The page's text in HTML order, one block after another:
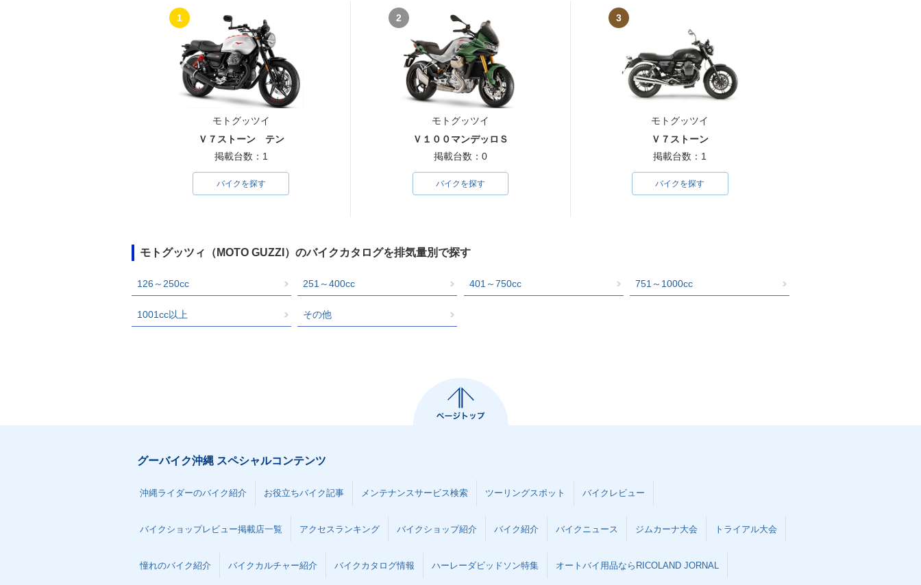
1
モトグッツイ
Ｖ７ストーン テン
掲載台数：1
バイクを探す
2
モトグッツイ
Ｖ１００マンデッロＳ
掲載台数：0
バイクを探す
3
モトグッツイ
Ｖ７ストーン
掲載台数：1
バイクを探す
モトグッツィ（MOTO GUZZI）のバイクカタログを排気量別で探す
126～250cc 251～400cc 401～750cc 751～1000cc
1001cc以上 その他
グーバイク沖縄 スペシャルコンテンツ
沖縄ライダーのバイク紹介 お役立ちバイク記事 メンテナンスサービス検索 ツーリングスポット バイクレビュー
バイクショップレビュー掲載店一覧 アクセスランキング バイクショップ紹介 バイク紹介 バイクニュース ジムカーナ大会 トライアル大会
憧れのバイク紹介 バイクカルチャー紹介 バイクカタログ情報 ハーレーダビッドソン特集 オートバイ用品ならRICOLAND JORNAL